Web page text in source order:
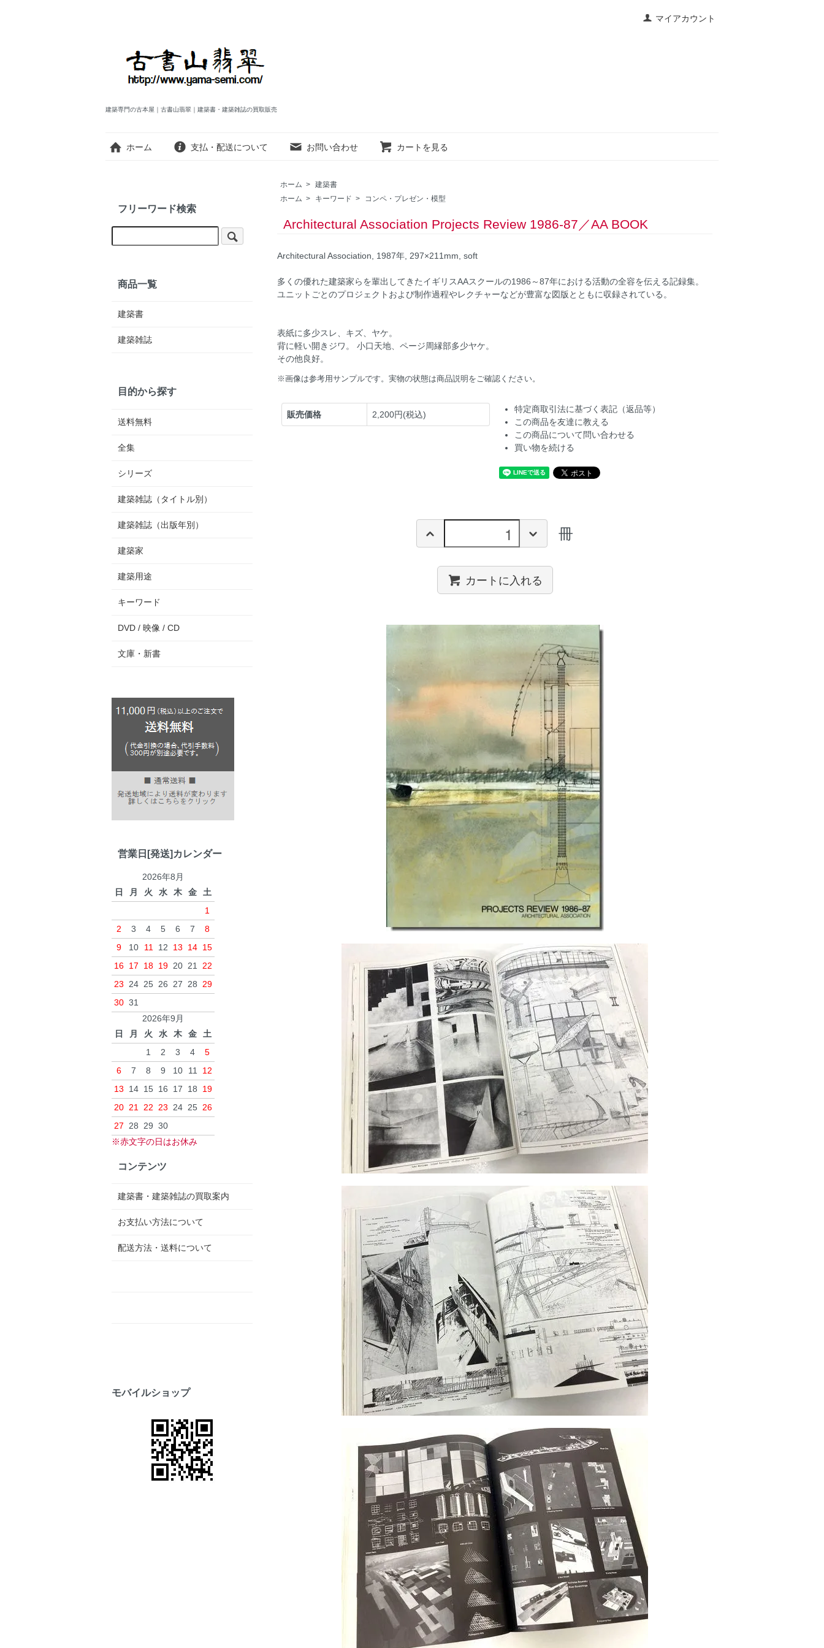
マイアカウント
建築専門の古本屋｜古書山翡翠｜建築書・建築雑誌の買取販売
ホーム 支払・配送について お問い合わせ カートを見る
ホーム > 建築書
ホーム > キーワード > コンペ・プレゼン・模型
Architectural Association Projects Review 1986-87／AA BOOK
Architectural Association, 1987年, 297×211mm, soft
多くの優れた建築家らを輩出してきたイギリスAAスクールの1986～87年における活動の全容を伝える記録集。
ユニットごとのプロジェクトおよび制作過程やレクチャーなどが豊富な図版とともに収録されている。
表紙に多少スレ、キズ、ヤケ。
背に軽い開きジワ。 小口天地、ページ周縁部多少ヤケ。
その他良好。
※画像は参考用サンプルです。実物の状態は商品説明をご確認ください。
販売価格 2,200円(税込)
特定商取引法に基づく表記（返品等）
この商品を友達に教える
この商品について問い合わせる
買い物を続ける
冊
カートに入れる
フリーワード検索
商品一覧
建築書
建築雑誌
目的から探す
送料無料
全集
シリーズ
建築雑誌（タイトル別）
建築雑誌（出版年別）
建築家
建築用途
キーワード
DVD / 映像 / CD
文庫・新書
営業日[発送]カレンダー
2026年8月
日
月 火 水 木 金
土
1
2
3 4 5 6 7
8
9
10 11 12 13 14 15
16 17 18 19 20 21 22
23 24 25 26 27 28 29
30 31
2026年9月
日
月 火 水 木 金
土
1
2 3 4
5
6
7 8 9 10 11
12
13
14 15 16 17 18
19
20 21 22 23 24 25 26
27 28 29 30
※赤文字の日はお休み
コンテンツ
建築書・建築雑誌の買取案内
お支払い方法について
配送方法・送料について
モバイルショップ